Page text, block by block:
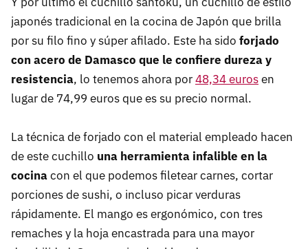
japonés tradicional en la cocina de Japón que brilla
por su filo fino y súper afilado. Este ha sido forjado
con acero de Damasco que le confiere dureza y
resistencia, lo tenemos ahora por48,34 eurosen
lugar de 74,99 euros que es su precio normal.
La técnica de forjado con el material empleado hacen
de este cuchillo una herramienta infalible en la
cocinacon el que podemos filetear carnes, cortar
porciones de sushi, o incluso picar verduras
rápidamente. El mango es ergonómico, con tres
remaches y la hoja encastrada para una mayor